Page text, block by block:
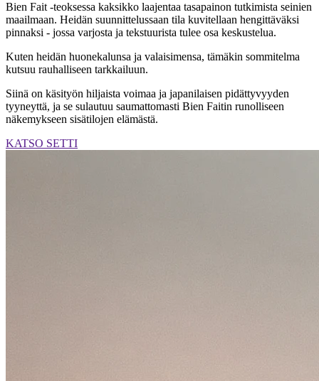
Bien Fait -teoksessa kaksikko laajentaa tasapainon tutkimista seinien
maailmaan. Heidän suunnittelussaan tila kuvitellaan hengittäväksi
pinnaksi - jossa varjosta ja tekstuurista tulee osa keskustelua.
Kuten heidän huonekalunsa ja valaisimensa, tämäkin sommitelma
kutsuu rauhalliseen tarkkailuun.
Siinä on käsityön hiljaista voimaa ja japanilaisen pidättyvyyden
tyyneyttä, ja se sulautuu saumattomasti Bien Faitin runolliseen
näkemykseen sisätilojen elämästä.
KATSO SETTI